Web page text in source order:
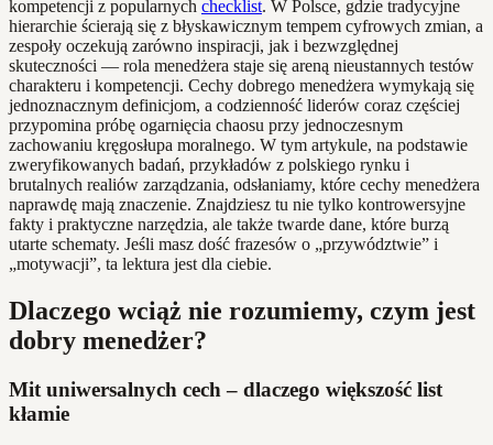
kompetencji z popularnych checklist. W Polsce, gdzie tradycyjne
hierarchie ścierają się z błyskawicznym tempem cyfrowych zmian, a
zespoły oczekują zarówno inspiracji, jak i bezwzględnej
skuteczności — rola menedżera staje się areną nieustannych testów
charakteru i kompetencji. Cechy dobrego menedżera wymykają się
jednoznacznym definicjom, a codzienność liderów coraz częściej
przypomina próbę ogarnięcia chaosu przy jednoczesnym
zachowaniu kręgosłupa moralnego. W tym artykule, na podstawie
zweryfikowanych badań, przykładów z polskiego rynku i
brutalnych realiów zarządzania, odsłaniamy, które cechy menedżera
naprawdę mają znaczenie. Znajdziesz tu nie tylko kontrowersyjne
fakty i praktyczne narzędzia, ale także twarde dane, które burzą
utarte schematy. Jeśli masz dość frazesów o „przywództwie” i
„motywacji”, ta lektura jest dla ciebie.
Dlaczego wciąż nie rozumiemy, czym jest
dobry menedżer?
Mit uniwersalnych cech – dlaczego większość list
kłamie